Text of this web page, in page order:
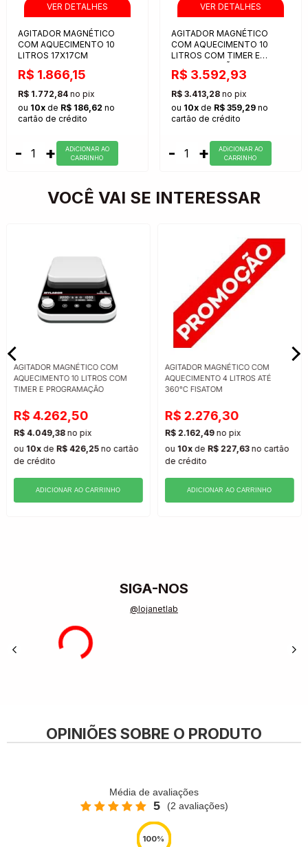
AGITADOR MAGNÉTICO
COM AQUECIMENTO 10
LITROS 17X17CM
R$ 1.866,15
R$ 1.772,84 no pix
ou 10x de R$ 186,62 no
cartão de crédito
- +
ADiCIONAR AO
CARRINHO
AGITADOR MAGNÉTICO
COM AQUECIMENTO 10
LITROS COM TIMER E
PROGRAMAÇÃO
R$ 3.592,93
R$ 3.413,28 no pix
ou 10x de R$ 359,29 no
cartão de crédito
- +
ADiCIONAR AO
CARRINHO
VOCÊ VAI SE INTERESSAR
AGITADOR MAGNÉTICO COM
AQUECIMENTO 10 LITROS COM
TIMER E PROGRAMAÇÃO
R$ 4.262,50
R$ 4.049,38no pix
ou 10xde R$ 426,25no cartão
de crédito
ADICIONAR AO CARRINHO
AGITADOR MAGNÉTICO COM
AQUECIMENTO 4 LITROS ATÉ
360°C FISATOM
R$ 2.276,30
R$ 2.162,49no pix
ou 10xde R$ 227,63no cartão
de crédito
ADICIONAR AO CARRINHO
SIGA-NOS
@lojanetlab
OPINIÕES SOBRE O PRODUTO
Média de avaliações
5 (2 avaliações)